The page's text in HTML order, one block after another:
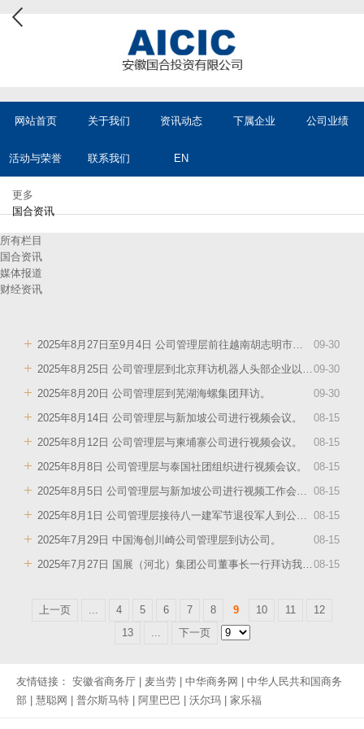
网站首页 关于我们 资讯动态 下属企业 公司业绩
活动与荣誉 联系我们 EN
更多
国合资讯
所有栏目
国合资讯
媒体报道
财经资讯
09-30
2025年8月27日至9月4日 公司管理层前往越南胡志明市、新加坡等国家进行工作访问。
09-30
2025年8月25日 公司管理层到北京拜访机器人头部企业以及光伏发电头部企业。
09-30
2025年8月20日 公司管理层到芜湖海螺集团拜访。
08-15
2025年8月14日 公司管理层与新加坡公司进行视频会议。
08-15
2025年8月12日 公司管理层与柬埔寨公司进行视频会议。
08-15
2025年8月8日 公司管理层与泰国社团组织进行视频会议。
08-15
2025年8月5日 公司管理层与新加坡公司进行视频工作会议。
08-15
2025年8月1日 公司管理层接待八一建军节退役军人到公司参访。
08-15
2025年7月29日 中国海创川崎公司管理层到访公司。
08-15
2025年7月27日 国展（河北）集团公司董事长一行拜访我司。
上一页 4 5 6 7 8 9 10 11
12
13
下一页
友情链接： 安徽省商务厅 麦当劳 中华商务网
中华人民共和国商务
部
慧聪网 普尔斯马特 阿里巴巴 沃尔玛 家乐福